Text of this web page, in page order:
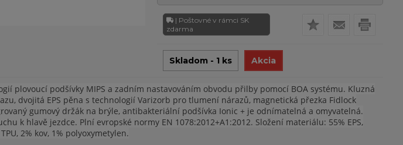
| Poštovné v rámci SK
zdarma
Skladom - 1 ks Akcia
plovoucí podšívky MIPS a zadním nastavováním obvodu přilby pomocí BOA systému. Kluzná
dvojitá EPS pěna s technologií Varizorb pro tlumení nárazů, magnetická přezka Fidlock
gumový držák na brýle, antibakteriální podšívka Ionic + je odnímatelná a omyvatelná.
k hlavě jezdce. Plní evropské normy EN 1078:2012+A1:2012. Složení materiálu: 55% EPS,
2% kov, 1% polyoxymetylen.